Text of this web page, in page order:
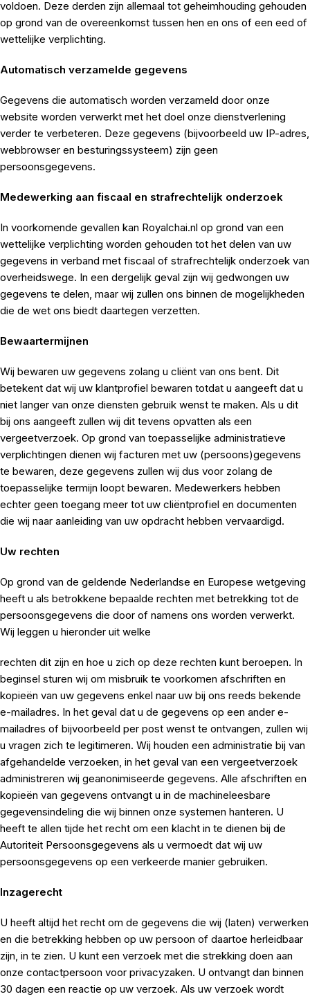
voldoen. Deze derden zijn allemaal tot geheimhouding gehouden
op grond van de overeenkomst tussen hen en ons of een eed of
wettelijke verplichting.
Automatisch verzamelde gegevens
Gegevens die automatisch worden verzameld door onze
website worden verwerkt met het doel onze dienstverlening
verder te verbeteren. Deze gegevens (bijvoorbeeld uw IP-adres,
webbrowser en besturingssysteem) zijn geen
persoonsgegevens.
Medewerking aan fiscaal en strafrechtelijk onderzoek
In voorkomende gevallen kan Royalchai.nl op grond van een
wettelijke verplichting worden gehouden tot het delen van uw
gegevens in verband met fiscaal of strafrechtelijk onderzoek van
overheidswege. In een dergelijk geval zijn wij gedwongen uw
gegevens te delen, maar wij zullen ons binnen de mogelijkheden
die de wet ons biedt daartegen verzetten.
Bewaartermijnen
Wij bewaren uw gegevens zolang u cliënt van ons bent. Dit
betekent dat wij uw klantprofiel bewaren totdat u aangeeft dat u
niet langer van onze diensten gebruik wenst te maken. Als u dit
bij ons aangeeft zullen wij dit tevens opvatten als een
vergeetverzoek. Op grond van toepasselijke administratieve
verplichtingen dienen wij facturen met uw (persoons)gegevens
te bewaren, deze gegevens zullen wij dus voor zolang de
toepasselijke termijn loopt bewaren. Medewerkers hebben
echter geen toegang meer tot uw cliëntprofiel en documenten
die wij naar aanleiding van uw opdracht hebben vervaardigd.
Uw rechten
Op grond van de geldende Nederlandse en Europese wetgeving
heeft u als betrokkene bepaalde rechten met betrekking tot de
persoonsgegevens die door of namens ons worden verwerkt.
Wij leggen u hieronder uit welke
rechten dit zijn en hoe u zich op deze rechten kunt beroepen. In
beginsel sturen wij om misbruik te voorkomen afschriften en
kopieën van uw gegevens enkel naar uw bij ons reeds bekende
e-mailadres. In het geval dat u de gegevens op een ander e-
mailadres of bijvoorbeeld per post wenst te ontvangen, zullen wij
u vragen zich te legitimeren. Wij houden een administratie bij van
afgehandelde verzoeken, in het geval van een vergeetverzoek
administreren wij geanonimiseerde gegevens. Alle afschriften en
kopieën van gegevens ontvangt u in de machineleesbare
gegevensindeling die wij binnen onze systemen hanteren. U
heeft te allen tijde het recht om een klacht in te dienen bij de
Autoriteit Persoonsgegevens als u vermoedt dat wij uw
persoonsgegevens op een verkeerde manier gebruiken.
Inzagerecht
U heeft altijd het recht om de gegevens die wij (laten) verwerken
en die betrekking hebben op uw persoon of daartoe herleidbaar
zijn, in te zien. U kunt een verzoek met die strekking doen aan
onze contactpersoon voor privacyzaken. U ontvangt dan binnen
30 dagen een reactie op uw verzoek. Als uw verzoek wordt